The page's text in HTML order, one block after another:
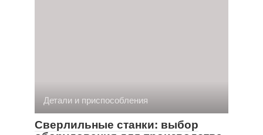
Детали и приспособления
Сверлильные станки: выбор